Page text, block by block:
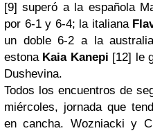
[9] superó a la española
por 6-1 y 6-4; la italiana
un doble 6-2 a la
estona Kaia Kanepi [12] le
Dushevina.
Todos los encuentros de
miércoles, jornada que
en cancha. Wozniacki y